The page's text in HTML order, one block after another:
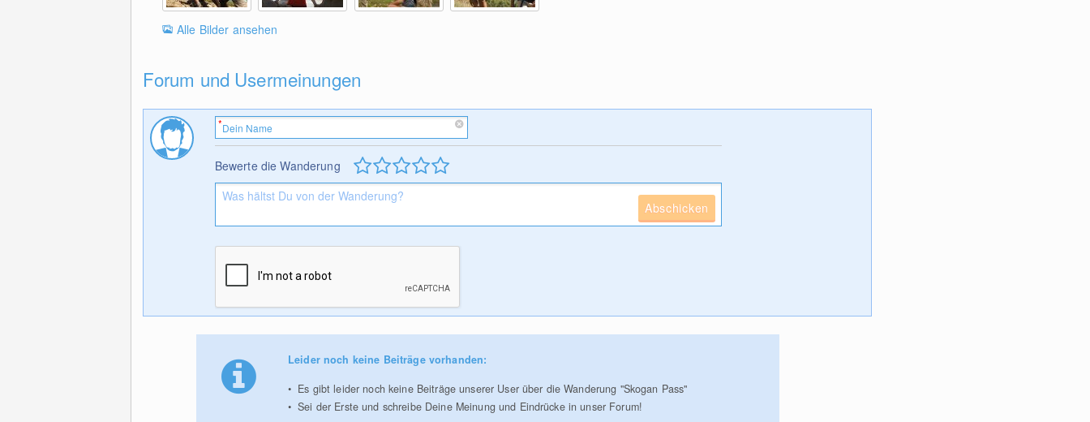
Alle Bilder ansehen
Forum und Usermeinungen
Bewerte die Wanderung
Abschicken
Leider noch keine Beiträge vorhanden:
Es gibt leider noch keine Beiträge unserer User über die Wanderung "Skogan Pass"
Sei der Erste und schreibe Deine Meinung und Eindrücke in unser Forum!